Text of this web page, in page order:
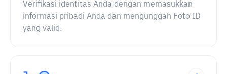
Verifikasi identitas Anda dengan memasukkan
informasi pribadi Anda dan mengunggah Foto ID
yang valid.